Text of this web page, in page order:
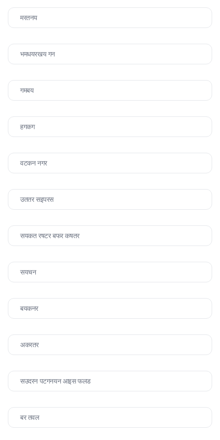
मरतनय
भमधयरखय गन
गमबय
हगकग
वटकन नगर
उततर सइपरस
सयकत रषटर बफर कषतर
सयचन
बयकनर
अकरतर
सउदरन पटगनयन आइस फलड
बर तवल